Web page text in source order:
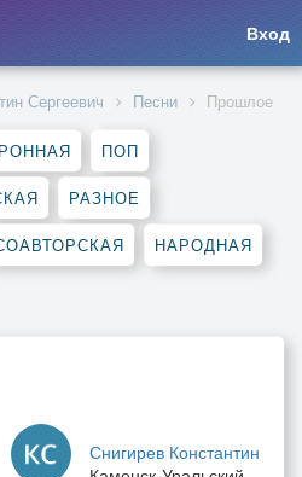
Вход
Сергеевич Песни Прошлое
ПОП
РАЗНОЕ
НАРОДНАЯ
Снигирев Константин